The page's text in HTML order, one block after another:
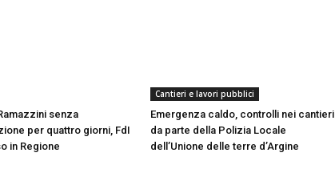
senza
per quattro giorni, FdI
in Regione
Cantieri e lavori pubblici
Emergenza caldo, controlli nei cantieri
da parte della Polizia Locale
dell’Unione delle terre d’Argine